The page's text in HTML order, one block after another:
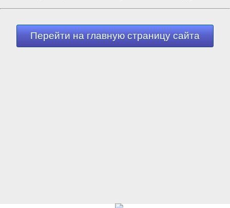
и Евразия|Коронавирус в России|Отказ от
Перейти на главную страницу сайта